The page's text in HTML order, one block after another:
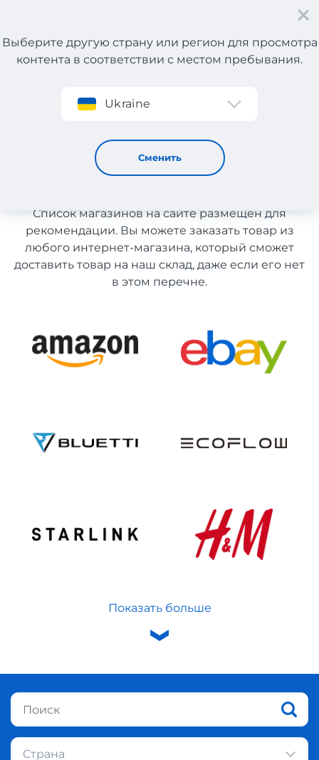
Регистрация
Выберите другую страну или регион для просмотра
контента в соответствии с местом пребывания.
Ukraine
Сменить
Сумки
Сумки с доставкой в
Украину
Список магазинов на сайте размещен для
рекомендации. Вы можете заказать товар из
любого интернет-магазина, который сможет
доставить товар на наш склад, даже если его нет
в этом перечне.
Показать больше
Страна